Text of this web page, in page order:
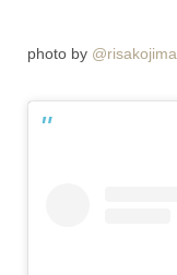
photo by @risakojima